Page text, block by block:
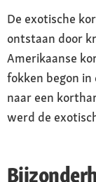
De exotische
ontstaan door
Amerikaanse
fokken begon in
naar een
werd de